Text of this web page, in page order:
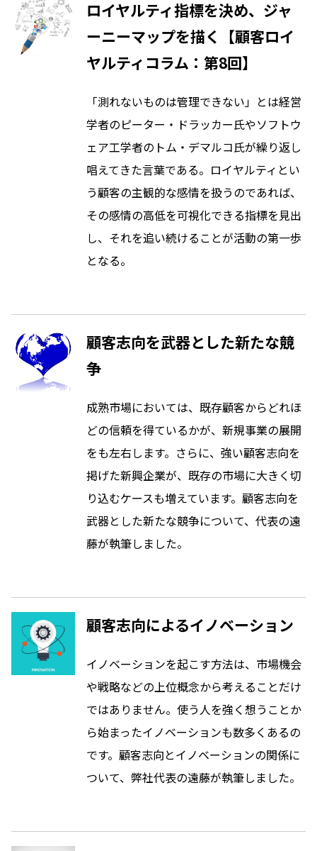
ロイヤルティ指標を決め、ジャ
ーニーマップを描く【顧客ロイ
ヤルティコラム：第8回】
「測れないものは管理できない」とは経営
学者のピーター・ドラッカー氏やソフトウ
ェア工学者のトム・デマルコ氏が繰り返し
唱えてきた言葉である。ロイヤルティとい
う顧客の主観的な感情を扱うのであれば、
その感情の高低を可視化できる指標を見出
し、それを追い続けることが活動の第一歩
となる。
顧客志向を武器とした新たな競
争
成熟市場においては、既存顧客からどれほ
どの信頼を得ているかが、新規事業の展開
をも左右します。さらに、強い顧客志向を
掲げた新興企業が、既存の市場に大きく切
り込むケースも増えています。顧客志向を
武器とした新たな競争について、代表の遠
藤が執筆しました。
顧客志向によるイノベーション
イノベーションを起こす方法は、市場機会
や戦略などの上位概念から考えることだけ
ではありません。使う人を強く想うことか
ら始まったイノベーションも数多くあるの
です。顧客志向とイノベーションの関係に
ついて、弊社代表の遠藤が執筆しました。